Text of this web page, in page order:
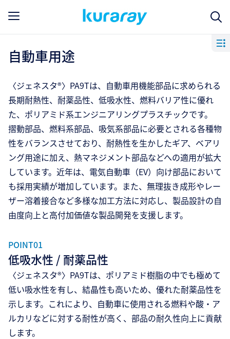
自動車用途
〈ジェネスタ®〉PA9Tは、自動車用機能部品に求められる
長期耐熱性、耐薬品性、低吸水性、燃料バリア性に優れ
た、ポリアミド系エンジニアリングプラスチックです。
摺動部品、燃料系部品、吸気系部品に必要とされる各種物
性をバランスさせており、耐熱性を生かしたギア、ベアリ
ング用途に加え、熱マネジメント部品などへの適用が拡大
しています。近年は、電気自動車（EV）向け部品において
も採用実績が増加しています。また、無理抜き成形やレー
ザー溶着接合など多様な加工方法に対応し、製品設計の自
由度向上と高付加価値な製品開発を支援します。
POINT01
低吸水性 / 耐薬品性
〈ジェネスタ®〉PA9Tは、ポリアミド樹脂の中でも極めて
低い吸水性を有し、結晶性も高いため、優れた耐薬品性を
示します。これにより、自動車に使用される燃料や酸・ア
ルカリなどに対する耐性が高く、部品の耐久性向上に貢献
します。